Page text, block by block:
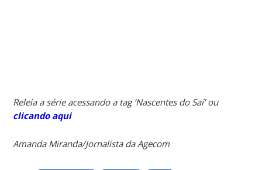
Releia a série acessando a tag ‘Nascentes do Saí’ ou
clicando aqui
Amanda Miranda/Jornalista da Agecom